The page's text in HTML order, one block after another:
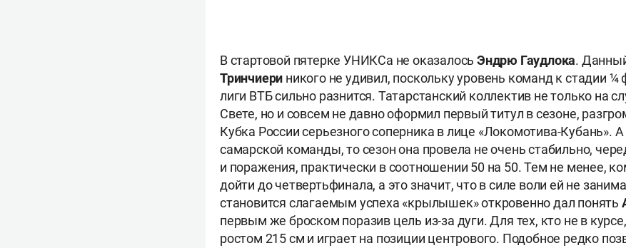
В стартовой пятерке УНИКСа не оказалось Эндрю Гаудлока.
Тринчиери никого не удивил, поскольку уровень команд к стадии ¼
лиги ВТБ сильно разнится. Татарстанский коллектив не только на
Свете, но и совсем не давно оформил первый титул в сезоне,
Кубка России серьезного соперника в лице «Локомотива-Кубань». А
самарской команды, то сезон она провела не очень стабильно,
и поражения, практически в соотношении 50 на 50. Тем не менее,
дойти до четвертьфинала, а это значит, что в силе воли ей не
становится слагаемым успеха «крылышек» откровенно дал понять
первым же броском поразив цель из-за дуги. Для тех, кто не в
ростом 215 см и играет на позиции центрового. Подобное редко